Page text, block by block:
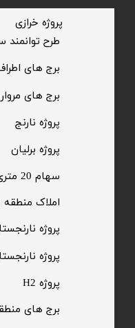
​طرح توانمند
سهام 20 متری پهنه e​​​​​​​
​املاک منطقه 22
برج های منطقه
​پروژه خرازی
پروژه برلیان
پروژه H2
​پروژه نارنج
​پروژه
​برج های
​برج های
پروژه